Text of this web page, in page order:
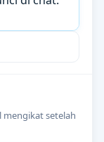
setelah